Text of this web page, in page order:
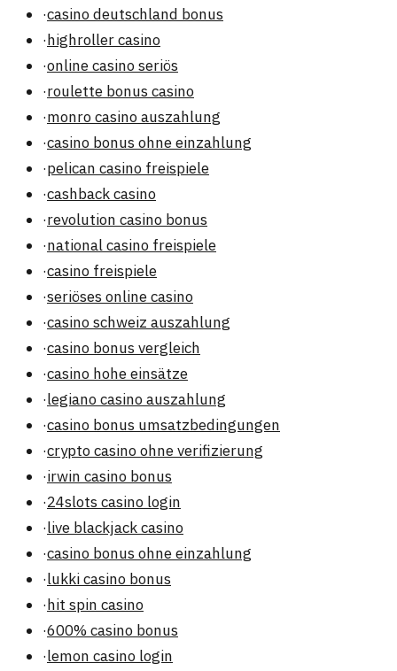
·casino deutschland bonus
·highroller casino
·online casino seriös
·roulette bonus casino
·monro casino auszahlung
·casino bonus ohne einzahlung
·pelican casino freispiele
·cashback casino
·revolution casino bonus
·national casino freispiele
·casino freispiele
·seriöses online casino
·casino schweiz auszahlung
·casino bonus vergleich
·casino hohe einsätze
·legiano casino auszahlung
·casino bonus umsatzbedingungen
·crypto casino ohne verifizierung
·irwin casino bonus
·24slots casino login
·live blackjack casino
·casino bonus ohne einzahlung
·lukki casino bonus
·hit spin casino
·600% casino bonus
·lemon casino login